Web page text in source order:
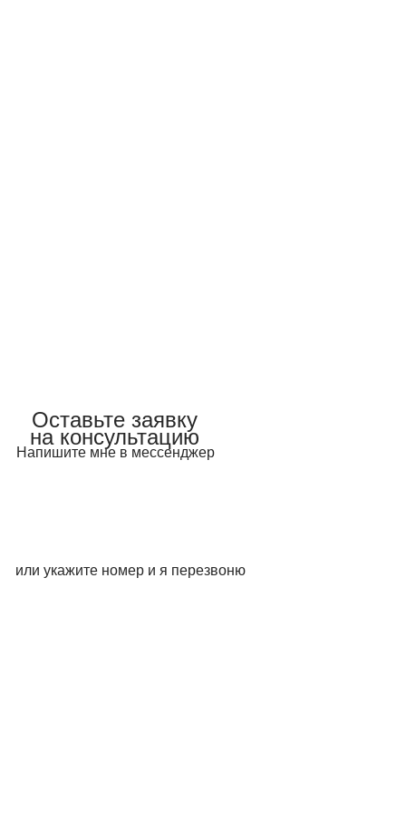
Оставьте заявку
на консультацию
Напишите мне в мессенджер
или укажите номер и я перезвоню